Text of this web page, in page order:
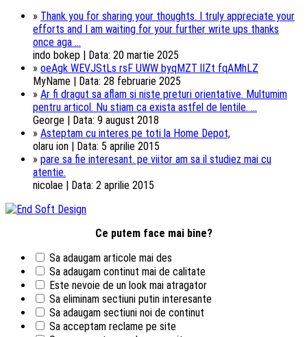
» Thank you for sharing your thoughts. I truly appreciate your
efforts and I am waiting for your further write ups thanks
once aga ...
indo bokep | Data: 20 martie 2025
» oeAgk WEVJStLs rsF UWW byqMZT lIZt fqAMhLZ
MyName | Data: 28 februarie 2025
» Ar fi dragut sa aflam si niste preturi orientative. Multumim
pentru articol. Nu stiam ca exista astfel de lentile. ...
George | Data: 9 august 2018
» Asteptam cu interes pe toti la Home Depot,
olaru ion | Data: 5 aprilie 2015
» pare sa fie interesant. pe viitor am sa il studiez mai cu
atentie.
nicolae | Data: 2 aprilie 2015
Ce putem face mai bine?
Sa adaugam articole mai des
Sa adaugam continut mai de calitate
Este nevoie de un look mai atragator
Sa eliminam sectiuni putin interesante
Sa adaugam sectiuni noi de continut
Sa acceptam reclame pe site